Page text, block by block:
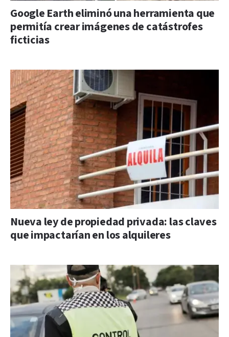
Google Earth eliminó una herramienta que
permitía crear imágenes de catástrofes
ficticias
Nueva ley de propiedad privada: las claves
que impactarían en los alquileres